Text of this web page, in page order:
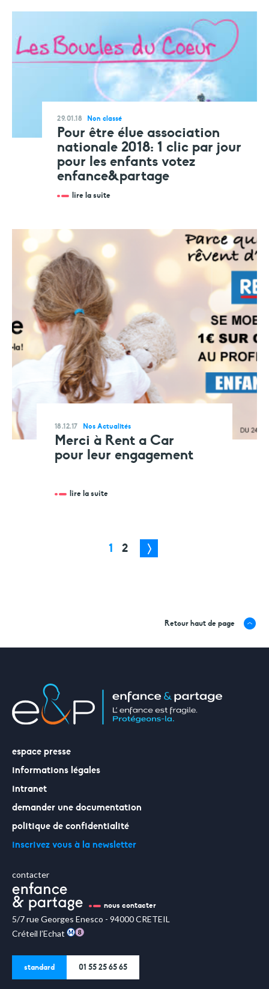
29.01.18 Non classé
Pour être élue association
nationale 2018: 1 clic par jour
pour les enfants votez
enfance&partage
lire la suite
18.12.17 Nos Actualités
Merci à Rent a Car
pour leur engagement
lire la suite
1 2
Retour haut de page
espace presse
informations légales
intranet
demander une documentation
politique de confidentialité
inscrivez vous à la newsletter
contacter
nous contacter
5/7 rue Georges Enesco - 94000 CRETEIL
Créteil l’Echat
standard 01 55 25 65 65